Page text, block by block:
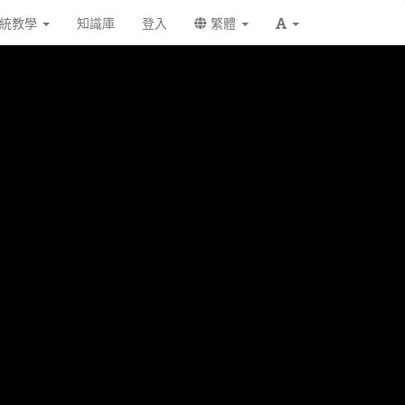
教學 知識庫 登入 繁體